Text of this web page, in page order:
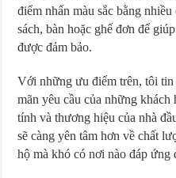
điểm nhấn màu sắc bằng
sách, bàn hoặc ghế đơn để
được đảm bảo.
Với những ưu điểm trên, tôi
mãn yêu cầu của những
tính và thương hiệu của nhà
sẽ càng yên tâm hơn về chất
hộ mà khó có nơi nào đáp ứng